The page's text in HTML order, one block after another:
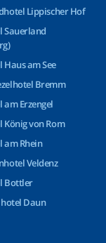
Lippischer Hof
Sauerland
Haus am See
Bremm
am Erzengel
König von Rom
am Rhein
Veldenz
Bottler
Daun